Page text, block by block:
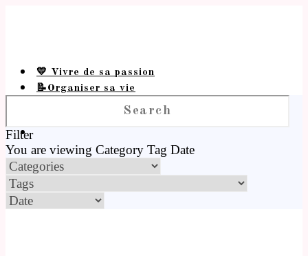
💛 Vivre de sa passion
📝Organiser sa vie
Filter
You are viewing Category Tag Date